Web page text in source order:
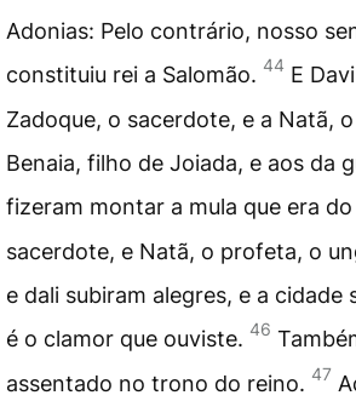
Adonias: Pelo contrário, nosso
constituiu rei a Salomão. 44 E
Zadoque, o sacerdote, e a Natã,
Benaia, filho de Joiada, e aos da
fizeram montar a mula que era do
sacerdote, e Natã, o profeta, o
e dali subiram alegres, e a cidade
é o clamor que ouviste. 46
assentado no trono do reino. 47